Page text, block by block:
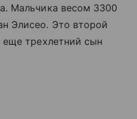
Мальчика весом 3300
Элисео. Это второй
еще трехлетний сын